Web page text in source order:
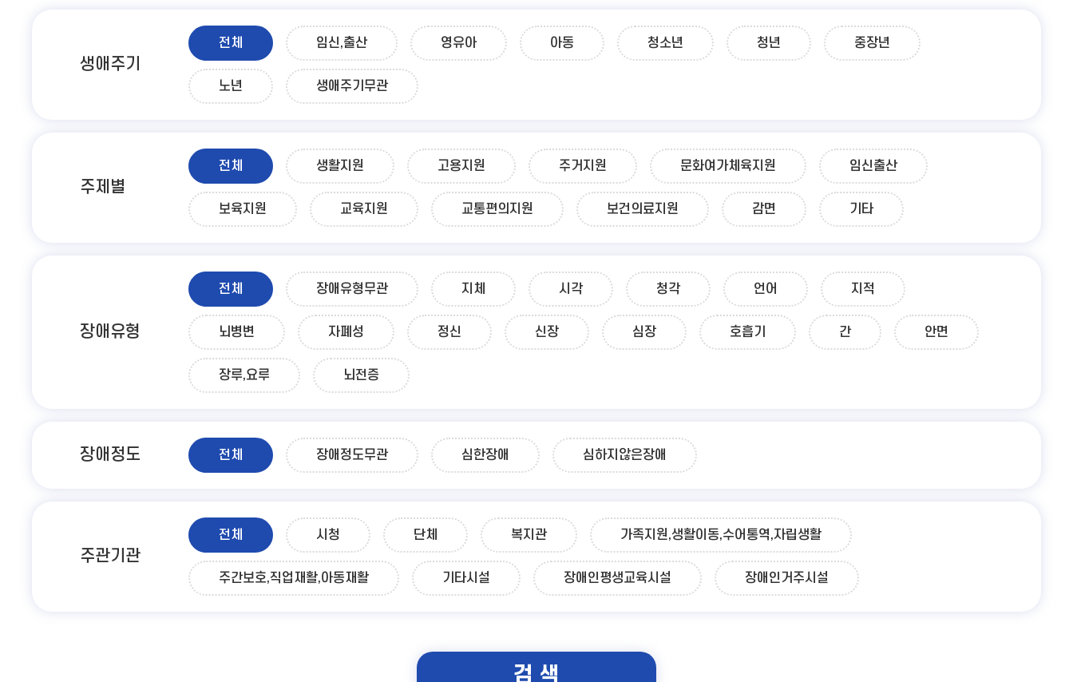
생애주기
전체 임신,출산 영유아 아동 청소년 청년 중장년
노년 생애주기무관
주제별
전체 생활지원 고용지원 주거지원 문화여가체육지원 임신출산
보육지원 교육지원 교통편의지원 보건의료지원 감면 기타
장애유형
전체 장애유형무관 지체 시각 청각 언어 지적
뇌병변 자폐성 정신 신장 심장 호흡기 간 안면
장루,요루 뇌전증
장애정도 전체 장애정도무관 심한장애 심하지않은장애
주관기관
전체 시청 단체 복지관 가족지원,생활이동,수어통역,자립생활
주간보호,직업재활,아동재활 기타시설 장애인평생교육시설 장애인거주시설
검 색